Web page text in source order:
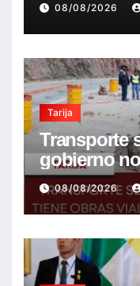
08/08/2026
Tarija
Transporte
gobierno
nuevas que
anterior
08/08/2026